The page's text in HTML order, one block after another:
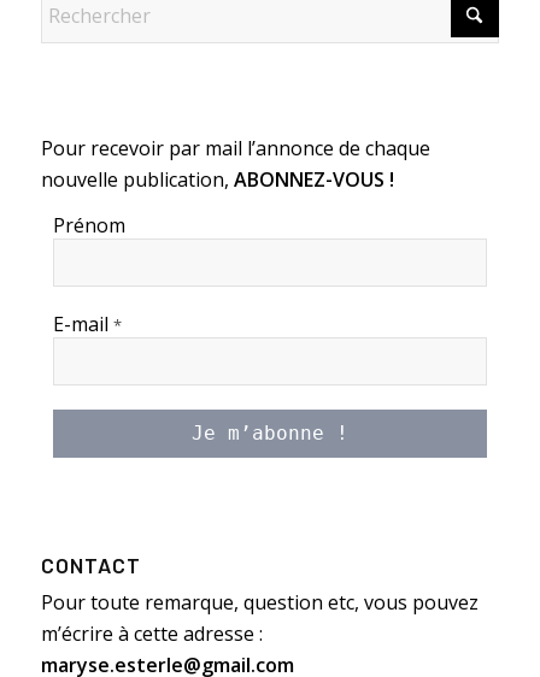
Pour recevoir par mail l’annonce de chaque
nouvelle publication, ABONNEZ-VOUS !
Prénom
E-mail *
CONTACT
Pour toute remarque, question etc, vous pouvez
m’écrire à cette adresse :
maryse.esterle@gmail.com